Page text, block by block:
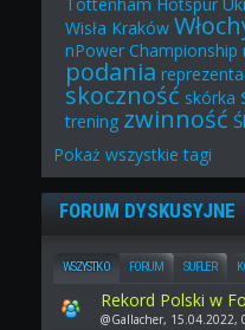
Wisła Kraków
nPower Championship
podania
skoczność skórka
trening zwinność
Pokaż wszystkie tagi
FORUM DYSKUSYJNE
WSZYSTKO FORUM SUFLER
Rekord Polski w
@Gallacher, 15.04.2022,